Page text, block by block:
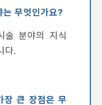
무엇인가요?
술 분야의 지식
다.
큰 장점은 무